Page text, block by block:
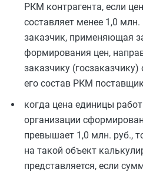
РКМ контрагента, если
составляет менее 1,0 млн.
заказчик, применяющая
формирования цен,
заказчику
его состав РКМ
когда цена единицы
организации
превышает 1,0 млн. руб.,
на такой объект
представляется, если